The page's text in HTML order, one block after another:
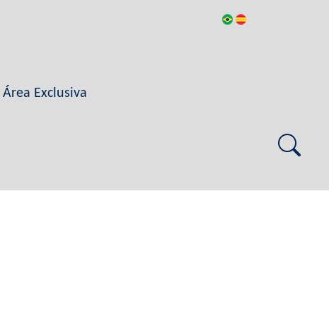
Área Exclusiva